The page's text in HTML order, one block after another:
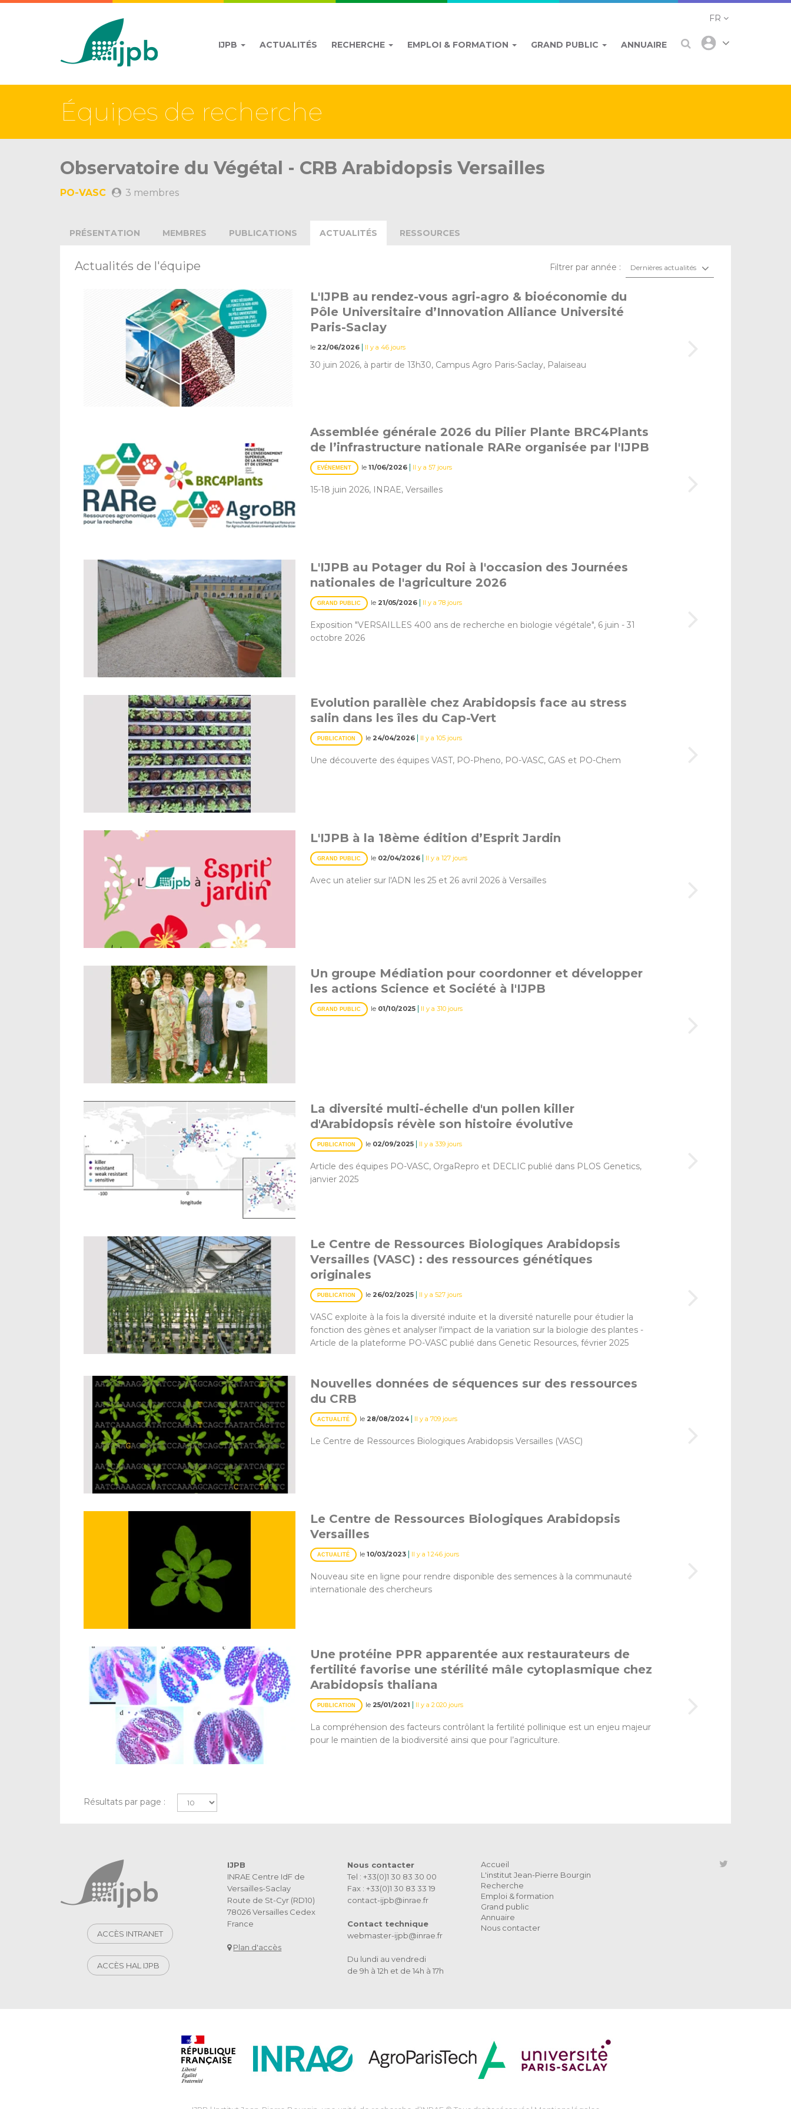
FR
IJPB ACTUALITÉS RECHERCHE EMPLOI & FORMATION GRAND PUBLIC ANNUAIRE
Équipes de recherche
Observatoire du Végétal - CRB Arabidopsis Versailles
PO-VASC 3 membres
PRÉSENTATION MEMBRES PUBLICATIONS ACTUALITÉS RESSOURCES
Actualités de l'équipe Filtrer par année : Dernières actualités
L'IJPB au rendez-vous agri-agro & bioéconomie du
Pôle Universitaire d’Innovation Alliance Université
Paris-Saclay
le 22/06/2026 | Il y a 46 jours
30 juin 2026, à partir de 13h30, Campus Agro Paris-Saclay, Palaiseau
Assemblée générale 2026 du Pilier Plante BRC4Plants
de l’infrastructure nationale RARe organisée par l'IJPB
EVÉNEMENT le 11/06/2026 | Il y a 57 jours
15-18 juin 2026, INRAE, Versailles
L'IJPB au Potager du Roi à l'occasion des Journées
nationales de l'agriculture 2026
GRAND PUBLIC le 21/05/2026 | Il y a 78 jours
Exposition "VERSAILLES 400 ans de recherche en biologie végétale", 6 juin - 31
octobre 2026
Evolution parallèle chez Arabidopsis face au stress
salin dans les îles du Cap-Vert
PUBLICATION le 24/04/2026 | Il y a 105 jours
Une découverte des équipes VAST, PO-Pheno, PO-VASC, GAS et PO-Chem
L'IJPB à la 18ème édition d’Esprit Jardin
GRAND PUBLIC le 02/04/2026 | Il y a 127 jours
Avec un atelier sur l'ADN les 25 et 26 avril 2026 à Versailles
Un groupe Médiation pour coordonner et développer
les actions Science et Société à l'IJPB
GRAND PUBLIC le 01/10/2025 | Il y a 310 jours
La diversité multi-échelle d'un pollen killer
d'Arabidopsis révèle son histoire évolutive
PUBLICATION le 02/09/2025 | Il y a 339 jours
Article des équipes PO-VASC, OrgaRepro et DECLIC publié dans PLOS Genetics,
janvier 2025
Le Centre de Ressources Biologiques Arabidopsis
Versailles (VASC) : des ressources génétiques
originales
PUBLICATION le 26/02/2025 | Il y a 527 jours
VASC exploite à la fois la diversité induite et la diversité naturelle pour étudier la
fonction des gènes et analyser l'impact de la variation sur la biologie des plantes -
Article de la plateforme PO-VASC publié dans Genetic Resources, février 2025
Nouvelles données de séquences sur des ressources
du CRB
ACTUALITÉ le 28/08/2024 | Il y a 709 jours
Le Centre de Ressources Biologiques Arabidopsis Versailles (VASC)
Le Centre de Ressources Biologiques Arabidopsis
Versailles
ACTUALITÉ le 10/03/2023 | Il y a 1 246 jours
Nouveau site en ligne pour rendre disponible des semences à la communauté
internationale des chercheurs
Une protéine PPR apparentée aux restaurateurs de
fertilité favorise une stérilité mâle cytoplasmique chez
Arabidopsis thaliana
PUBLICATION le 25/01/2021 | Il y a 2 020 jours
La compréhension des facteurs contrôlant la fertilité pollinique est un enjeu majeur
pour le maintien de la biodiversité ainsi que pour l’agriculture.
Résultats par page :
ACCÈS INTRANET
ACCÈS HAL IJPB
IJPB
INRAE Centre IdF de
Versailles-Saclay
Route de St-Cyr (RD10)
78026 Versailles Cedex
France
Plan d'accès
Nous contacter
Tel : +33(0)1 30 83 30 00
Fax : +33(0)1 30 83 33 19
contact-ijpb@inrae.fr
Contact technique
webmaster-ijpb@inrae.fr
Du lundi au vendredi
de 9h à 12h et de 14h à 17h
Accueil
L'institut Jean-Pierre Bourgin
Recherche
Emploi & formation
Grand public
Annuaire
Nous contacter